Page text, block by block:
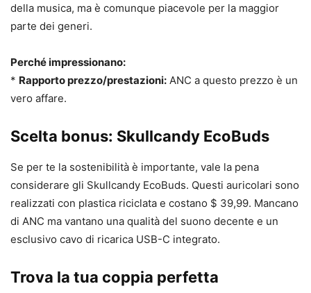
della musica, ma è comunque piacevole per la maggior
parte dei generi.
Perché impressionano:
* Rapporto prezzo/prestazioni: ANC a questo prezzo è un
vero affare.
Scelta bonus: Skullcandy EcoBuds
Se per te la sostenibilità è importante, vale la pena
considerare gli Skullcandy EcoBuds. Questi auricolari sono
realizzati con plastica riciclata e costano $ 39,99. Mancano
di ANC ma vantano una qualità del suono decente e un
esclusivo cavo di ricarica USB-C integrato.
Trova la tua coppia perfetta